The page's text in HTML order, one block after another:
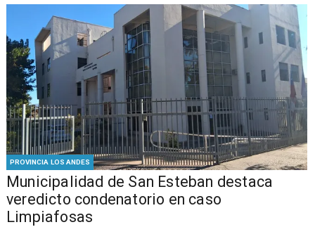
PROVINCIA LOS ANDES
Municipalidad de San Esteban destaca
veredicto condenatorio en caso
Limpiafosas